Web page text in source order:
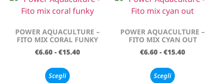
POWER AQUACULTURE –
FITO MIX CORAL FUNKY
€6.60 - €15.40
Scegli
POWER AQUACULTURE –
FITO MIX CYAN OUT
€6.60 - €15.40
Scegli